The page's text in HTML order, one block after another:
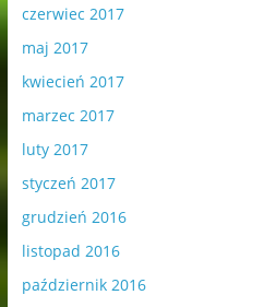
czerwiec 2017
maj 2017
kwiecień 2017
marzec 2017
luty 2017
styczeń 2017
grudzień 2016
listopad 2016
październik 2016